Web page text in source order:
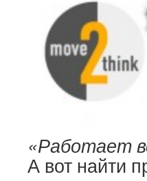
«Работает
А вот найти